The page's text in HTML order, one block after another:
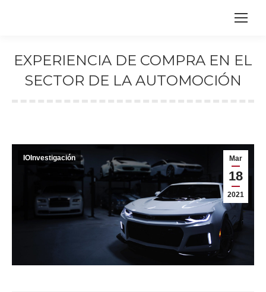
EXPERIENCIA DE COMPRA EN EL
SECTOR DE LA AUTOMOCIÓN
Mar
18
2021
IOInvestigación